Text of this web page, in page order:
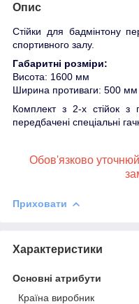
Опис
Стійки для бадмінтону
спортивного залу.
Габаритні розміри:
Висота: 1600 мм
Ширина противаги: 500 мм
Комплект з 2-х стійок з
передбачені спеціальні
Обов'язково
Приховати
Характеристики
Основні атрибути
Країна виробник